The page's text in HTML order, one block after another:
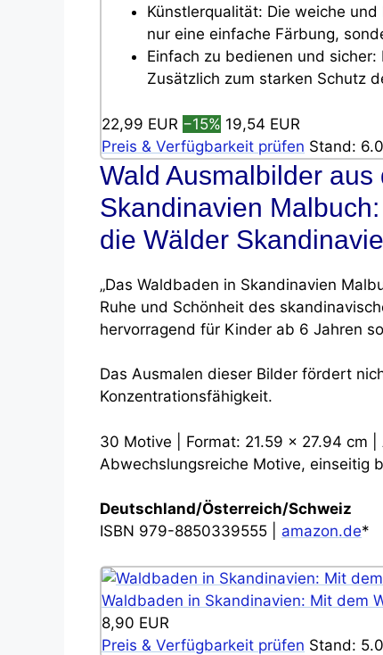
Künstlerqualität: Die weiche
nur eine einfache Färbung,
Einfach zu bedienen und
Zusätzlich zum starken Schutz
22,99 EUR −15% 19,54 EUR
Preis & Verfügbarkeit prüfen Stand:
Wald Ausmalbilder
Skandinavien
die Wälder
„Das Waldbaden in Skandinavien
Ruhe und Schönheit des
hervorragend für Kinder ab 6 Jahren
Das Ausmalen dieser Bilder fördert
Konzentrationsfähigkeit.
30 Motive | Format: 21.59 x 27.94 cm
Abwechslungsreiche Motive, einseitig
Deutschland/Österreich/Schweiz
ISBN 979-8850339555 | amazon.de*
Waldbaden in Skandinavien: Mit dem
8,90 EUR
Preis & Verfügbarkeit prüfen Stand: